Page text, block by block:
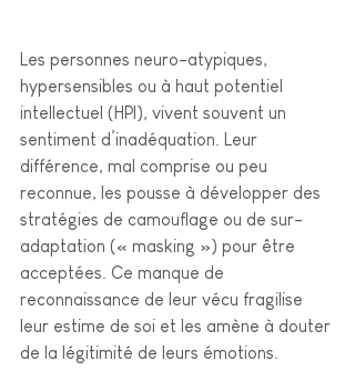
Les personnes neuro-atypiques,
hypersensibles ou à haut potentiel
intellectuel (HPI), vivent souvent un
sentiment d’inadéquation. Leur
différence, mal comprise ou peu
reconnue, les pousse à développer des
stratégies de camouflage ou de sur-
adaptation (« masking ») pour être
acceptées. Ce manque de
reconnaissance de leur vécu fragilise
leur estime de soi et les amène à douter
de la légitimité de leurs émotions.